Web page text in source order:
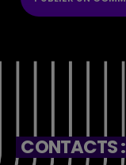
CONTACTS :